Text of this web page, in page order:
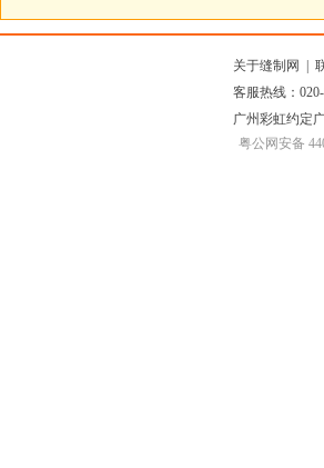
关于缝制网
客服热线：
广州彩虹约定
粤公网安备